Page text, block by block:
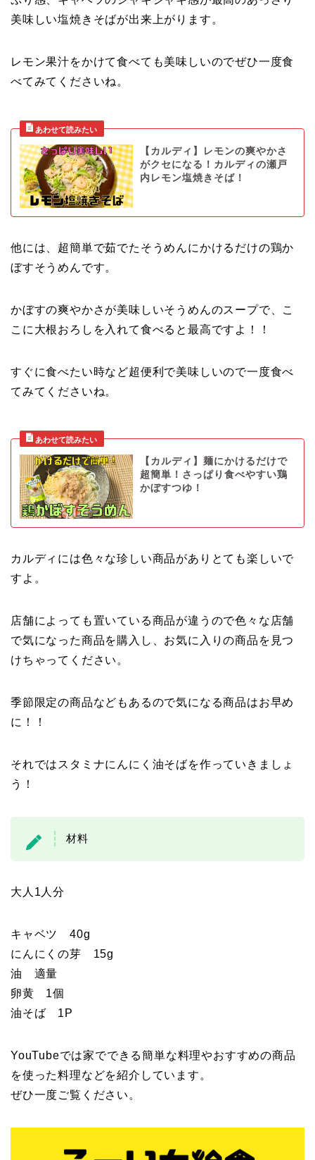
美味しい塩焼きそばが出来上がります。
レモン果汁をかけて食べても美味しいのでぜひ一度食
べてみてくださいね。
【カルディ】レモンの爽やかさ
がクセになる！カルディの瀬戸
内レモン塩焼きそば！
他には、超簡単で茹でたそうめんにかけるだけの鶏か
ぼすそうめんです。
かぼすの爽やかさが美味しいそうめんのスープで、こ
こに大根おろしを入れて食べると最高ですよ！！
すぐに食べたい時など超便利で美味しいので一度食べ
てみてくださいね。
【カルディ】麺にかけるだけで
超簡単！さっぱり食べやすい鶏
かぼすつゆ！
カルディには色々な珍しい商品がありとても楽しいで
すよ。
店舗によっても置いている商品が違うので色々な店舗
で気になった商品を購入し、お気に入りの商品を見つ
けちゃってください。
季節限定の商品などもあるので気になる商品はお早め
に！！
それではスタミナにんにく油そばを作っていきましょ
う！
材料
大人1人分
キャベツ 40g
にんにくの芽 15g
油 適量
卵黄 1個
油そば 1P
YouTubeでは家でできる簡単な料理やおすすめの商品
を使った料理などを紹介しています。
ぜひ一度ご覧ください。